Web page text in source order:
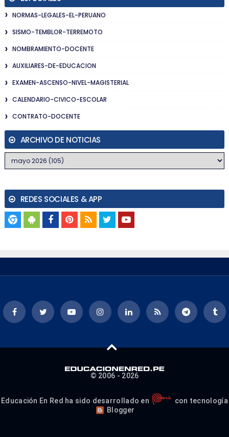
NORMAS-LEGALES-EL-PERUANO
SISMO-TEMBLOR-TERREMOTO
NOMBRAMIENTO-DOCENTE
AUXILIARES-DE-EDUCACION
EXAMEN-ASCENSO-NIVEL-MAGISTERIAL
CALENDARIO-CIVICO-ESCOLAR
CONTRATO-DOCENTE
ARCHIVO DE NOTICIAS
REDES SOCIALES & APP
© 2006 - 2026
Educación En Red ha sido desarrollado en
con tecnología
Blogger